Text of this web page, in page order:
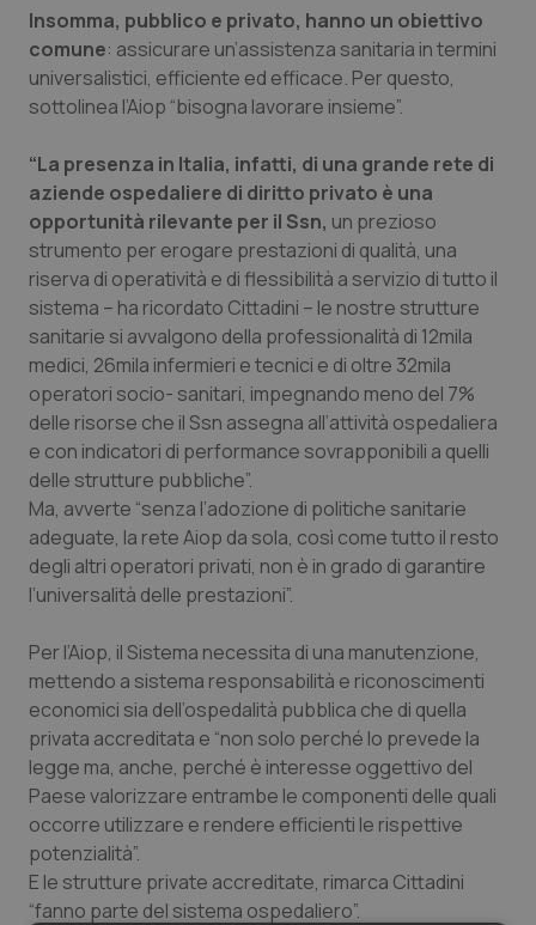
Insomma, pubblico e privato, hanno un obiettivo
comune: assicurare un’assistenza sanitaria in termini
universalistici, efficiente ed efficace. Per questo,
sottolinea l’Aiop “bisogna lavorare insieme”.
“La presenza in Italia, infatti, di una grande rete di
aziende ospedaliere di diritto privato è una
opportunità rilevante per il Ssn, un prezioso
strumento per erogare prestazioni di qualità, una
riserva di operatività e di flessibilità a servizio di tutto il
sistema – ha ricordato Cittadini – le nostre strutture
sanitarie si avvalgono della professionalità di 12mila
medici, 26mila infermieri e tecnici e di oltre 32mila
operatori socio- sanitari, impegnando meno del 7%
delle risorse che il Ssn assegna all’attività ospedaliera
e con indicatori di performance sovrapponibili a quelli
delle strutture pubbliche”.
Ma, avverte “senza l’adozione di politiche sanitarie
adeguate, la rete Aiop da sola, così come tutto il resto
degli altri operatori privati, non è in grado di garantire
l’universalità delle prestazioni”.
Per l’Aiop, il Sistema necessita di una manutenzione,
mettendo a sistema responsabilità e riconoscimenti
economici sia dell’ospedalità pubblica che di quella
privata accreditata e “non solo perché lo prevede la
legge ma, anche, perché è interesse oggettivo del
Paese valorizzare entrambe le componenti delle quali
occorre utilizzare e rendere efficienti le rispettive
potenzialità”.
E le strutture private accreditate, rimarca Cittadini
“fanno parte del sistema ospedaliero”.